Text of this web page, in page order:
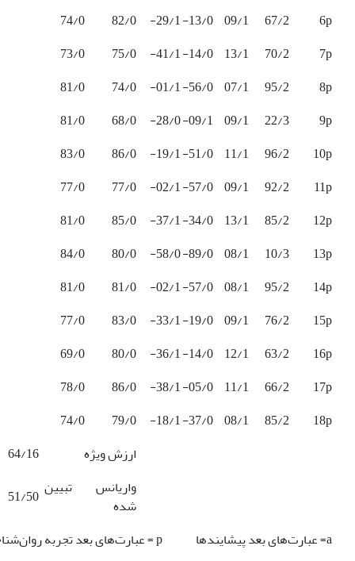
6p
67/2
09/1
13/0-
29/1-
82/0
74/0
7p
70/2
13/1
14/0-
41/1-
75/0
73/0
8p
95/2
07/1
56/0-
01/1-
74/0
81/0
9p
22/3
09/1
09/1-
28/0-
68/0
81/0
10p
96/2
11/1
51/0-
19/1-
86/0
83/0
11p
92/2
09/1
57/0-
02/1-
77/0
77/0
12p
85/2
13/1
34/0-
37/1-
85/0
81/0
13p
10/3
08/1
89/0-
58/0-
80/0
84/0
14p
95/2
08/1
57/0-
02/1-
81/0
81/0
15p
76/2
09/1
19/0-
33/1-
83/0
77/0
16p
63/2
12/1
14/0-
36/1-
80/0
69/0
17p
66/2
11/1
05/0-
38/1-
86/0
78/0
18p
85/2
08/1
37/0-
18/1-
79/0
74/0
ارزش ویژه
64/16
واریانس تبیین
شده
51/50
a= عبارت‌های بعد پیشایندها p = عبارت‌های بعد تجربه روان‌شناختی